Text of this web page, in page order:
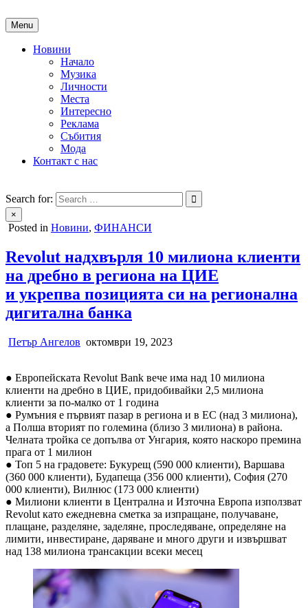
to
content
Menu
Новини
Начало
Музика
Личности
Места
Интересно
Реклама
Събития
Мода
Контакт с нас
People of Bulgaria
За хората на България
Search for:
×
Posted in Новини, ФИНАНСИ
Revolut надхвърля 10 милиона клиенти
на дребно в региона на ЦИЕ
и укрепва позицията си на регионална
дигитална банка
Петър Ангелов октомври 19, 2023
● Европейската Revolut Bank вече има над 10 милиона
клиенти на дребно в ЦИЕ, придобивайки 2,5 милиона
клиенти за по-малко от 1 година
● Румъния е първият пазар в региона и в ЕС (над 3 милиона),
а Полша вторият по големина (близо 3 милиона) в района.
Челната тройка се допълва от Унгария, която наскоро премина
прага от 1 милион
● Топ 5 на градовете: Букурещ (590 000 клиенти), Варшава
(360 000 клиенти), Будапеща (356 000 клиенти), София (270
000 клиенти), Вилнюс (173 000 клиенти)
● Милиони клиенти в Централна и Източна Европа използват
Revolut като ежедневна сметка за изпращане, получаване,
плащане, разделяне, заделяне, проследяване, определяне на
лимити, инвестиране, даряване и много други и извършват
над 138 милиона трансакции всеки месец